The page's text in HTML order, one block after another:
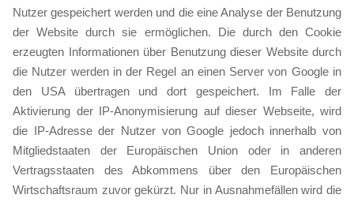
Nutzer gespeichert werden und die eine Analyse der Benutzung
der Website durch sie ermöglichen. Die durch den Cookie
erzeugten Informationen über Benutzung dieser Website durch
die Nutzer werden in der Regel an einen Server von Google in
den USA übertragen und dort gespeichert. Im Falle der
Aktivierung der IP-Anonymisierung auf dieser Webseite, wird
die IP-Adresse der Nutzer von Google jedoch innerhalb von
Mitgliedstaaten der Europäischen Union oder in anderen
Vertragsstaaten des Abkommens über den Europäischen
Wirtschaftsraum zuvor gekürzt. Nur in Ausnahmefällen wird die